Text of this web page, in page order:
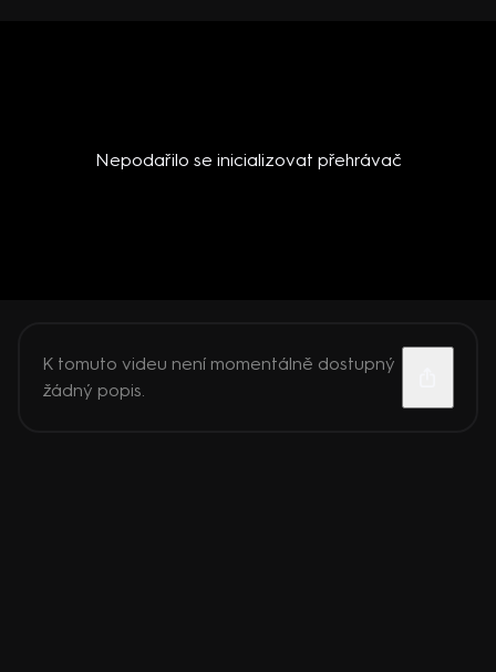
Nepodařilo se inicializovat přehrávač
K tomuto videu není momentálně dostupný
žádný popis.